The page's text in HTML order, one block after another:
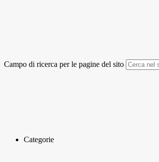
Campo di ricerca per le pagine del sito
Categorie